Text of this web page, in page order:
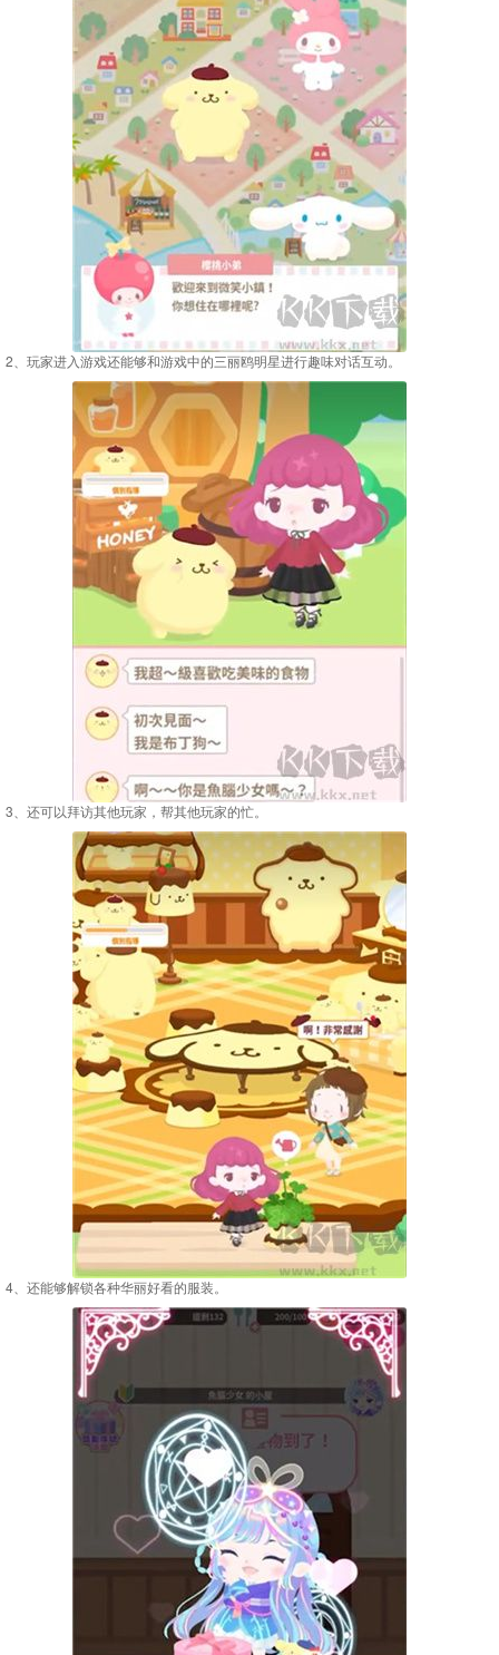
2、玩家进入游戏还能够和游戏中的三丽鸥明星进行趣味对话互动。
3、还可以拜访其他玩家，帮其他玩家的忙。
4、还能够解锁各种华丽好看的服装。